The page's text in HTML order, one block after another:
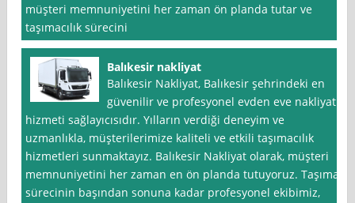
müşteri memnuniyetini her zaman ön planda tutar ve
taşımacılık sürecini
Balıkesir nakliyat
Balıkesir Nakliyat, Balıkesir şehrindeki en
güvenilir ve profesyonel evden eve nakliyat
hizmeti sağlayıcısıdır. Yılların verdiği deneyim ve
uzmanlıkla, müşterilerimize kaliteli ve etkili taşımacılık
hizmetleri sunmaktayız. Balıkesir Nakliyat olarak, müşteri
memnuniyetini her zaman en ön planda tutuyoruz. Taşıma
sürecinin başından sonuna kadar profesyonel ekibimiz,